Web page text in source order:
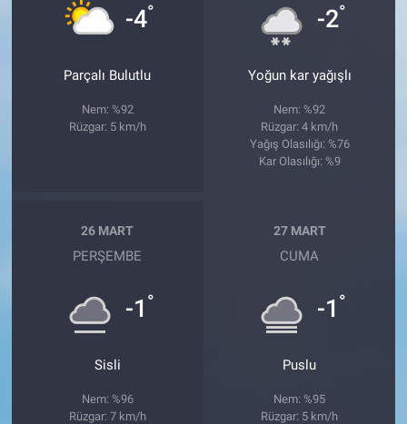
-4°
Parçalı Bulutlu
Nem: %92
Rüzgar: 5 km/h
-2°
Yoğun kar yağışlı
Nem: %92
Rüzgar: 4 km/h
Yağış Olasılığı: %76
Kar Olasılığı: %9
26 MART
PERŞEMBE
-1 °
Sisli
Nem: %96
Rüzgar: 7 km/h
27 MART
CUMA
-1 °
Puslu
Nem: %95
Rüzgar: 5 km/h